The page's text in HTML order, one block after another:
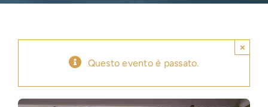
Questo evento è passato.
×